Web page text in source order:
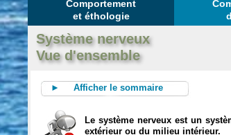
Comportement
et éthologie
Système nerveux
Vue d'ensemble
► Afficher le sommaire
Le système nerveux est un
extérieur ou du milieu intérieur.